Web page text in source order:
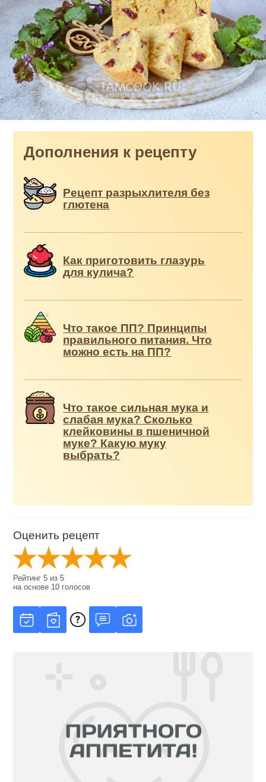
Дополнения к рецепту
Рецепт разрыхлителя без
глютена
Как приготовить глазурь
для кулича?
Что такое ПП? Принципы
правильного питания. Что
можно есть на ПП?
Что такое сильная мука и
слабая мука? Сколько
клейковины в пшеничной
муке? Какую муку
выбрать?
Оценить рецепт
Рейтинг5 из5
на основе 10 голосов